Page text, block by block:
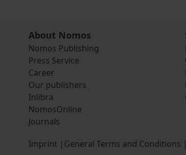
About Nomos
Nomos Publishing
Press Service
Career
Our publishers
Inlibra
NomosOnline
Journals
Imprint | General Terms and Conditions |